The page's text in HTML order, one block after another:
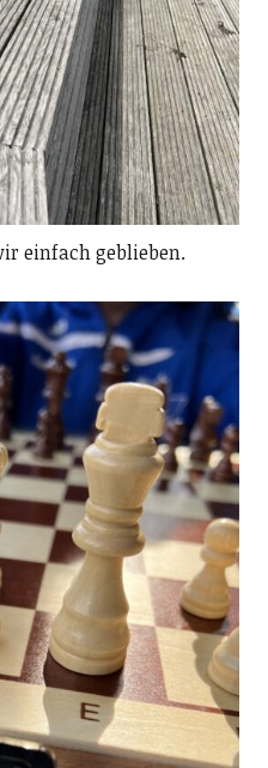
einfach geblieben.